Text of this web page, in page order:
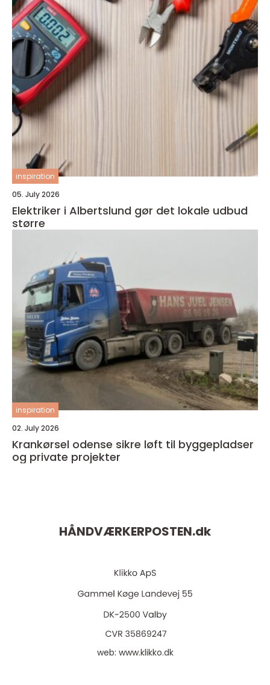
inspiration
05. July 2026
Elektriker i Albertslund gør det lokale udbud
større
inspiration
02. July 2026
Krankørsel odense sikre løft til byggepladser
og private projekter
HÅNDVÆRKERPOSTEN.dk
web: www.klikko.dk